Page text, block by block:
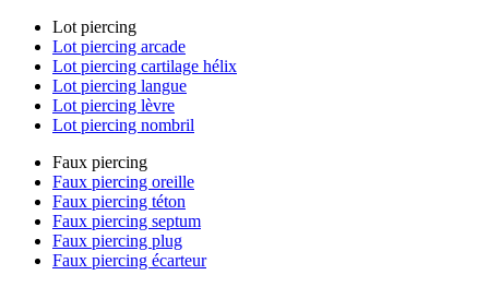
Lot piercing
Lot piercing arcade
Lot piercing cartilage hélix
Lot piercing langue
Lot piercing lèvre
Lot piercing nombril
Faux piercing
Faux piercing oreille
Faux piercing téton
Faux piercing septum
Faux piercing plug
Faux piercing écarteur